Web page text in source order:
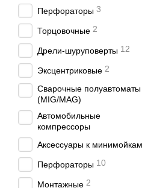
Перфораторы 3
Торцовочные 2
Дрели-шуруповерты 12
Эксцентриковые 2
Сварочные полуавтоматы
(MIG/MAG)
Автомобильные
компрессоры
Аксессуары к минимойкам
Перфораторы 10
Монтажные 2